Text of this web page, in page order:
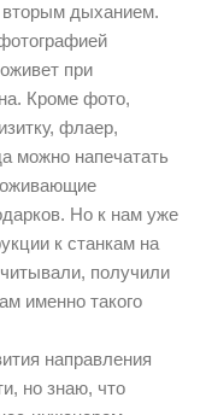
дыханием.
при
Кроме фото,
флаер,
можно напечатать
оживающие
Но к нам уже
к станкам на
получили
именно такого
направления
но знаю, что